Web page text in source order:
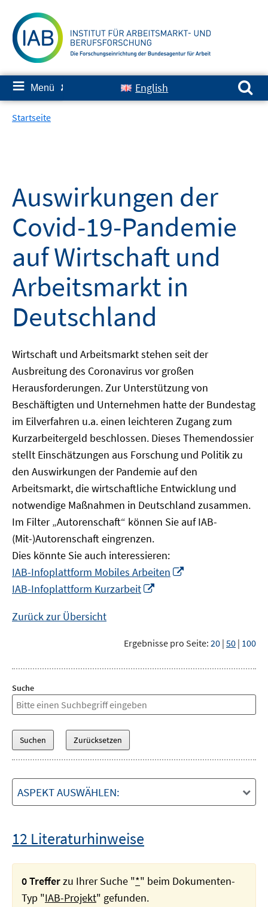
zum
Inhalt
≡ Menü ✘ English
Suchen nach:
Startseite
Auswirkungen der
Covid-19-Pandemie
auf Wirtschaft und
Arbeitsmarkt in
Deutschland
Wirtschaft und Arbeitsmarkt stehen seit der
Ausbreitung des Coronavirus vor großen
Herausforderungen. Zur Unterstützung von
Beschäftigten und Unternehmen hatte der Bundestag
im Eilverfahren u.a. einen leichteren Zugang zum
Kurzarbeitergeld beschlossen. Dieses Themendossier
stellt Einschätzungen aus Forschung und Politik zu
den Auswirkungen der Pandemie auf den
Arbeitsmarkt, die wirtschaftliche Entwicklung und
notwendige Maßnahmen in Deutschland zusammen.
Im Filter „Autorenschaft“ können Sie auf IAB-
(Mit-)Autorenschaft eingrenzen.
Dies könnte Sie auch interessieren:
IAB-Infoplattform Mobiles Arbeiten
IAB-Infoplattform Kurzarbeit
Zurück zur Übersicht
Ergebnisse pro Seite: 20 | 50 | 100
Suche
ASPEKT AUSWÄHLEN:
12 Literaturhinweise
0 Trefferzu Ihrer Suche "*" beim Dokumenten-
Typ "IAB-Projekt" gefunden.